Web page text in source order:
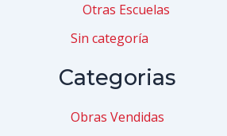
Otras Escuelas
Sin categoría
Categorias
Obras Vendidas